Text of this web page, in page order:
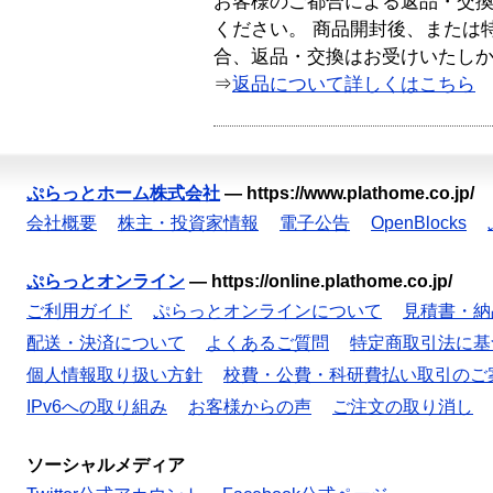
ください。 商品開封後、または
合、返品・交換はお受けいたし
⇒返品について詳しくはこちら
ぷらっとホーム株式会社 — https://www.plathome.co.jp/
会社概要
株主・投資家情報 電子公告 OpenBlocks
ぷらっとオンライン — https://online.plathome.co.jp/
ご利用ガイド
ぷらっとオンラインについて
見積書・
配送・決済について
よくあるご質問
特定商取引法に
個人情報取り扱い方針
校費・公費・科研費払い取引のご
IPv6への取り組み
お客様からの声 ご注文の取り消し
ソーシャルメディア